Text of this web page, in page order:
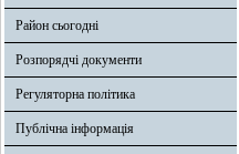
Район сьогодні
Розпорядчі документи
Регуляторна політика
Публічна інформація